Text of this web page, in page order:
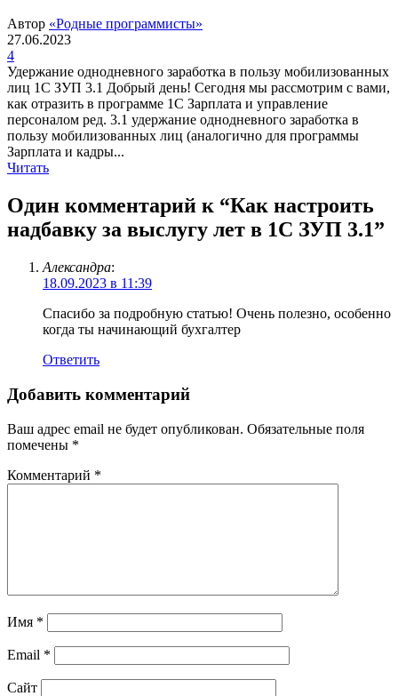
Автор «Родные программисты»
27.06.2023
4
Удержание однодневного заработка в пользу мобилизованных
лиц 1С ЗУП 3.1 Добрый день! Сегодня мы рассмотрим с вами,
как отразить в программе 1С Зарплата и управление
персоналом ред. 3.1 удержание однодневного заработка в
пользу мобилизованных лиц (аналогично для программы
Зарплата и кадры...
Читать
Один комментарий к “Как настроить
надбавку за выслугу лет в 1С ЗУП 3.1”
Александра:
18.09.2023 в 11:39
Спасибо за подробную статью! Очень полезно, особенно
когда ты начинающий бухгалтер
Ответить
Добавить комментарий
Ваш адрес email не будет опубликован. Обязательные поля
помечены *
Комментарий *
Имя *
Email *
Сайт